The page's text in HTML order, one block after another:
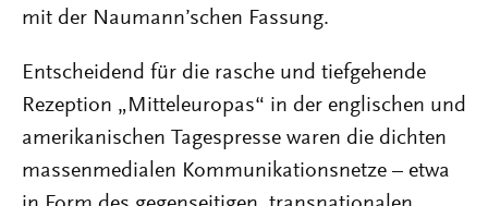
mit der Naumann’schen Fassung.
Entscheidend für die rasche und tiefgehende
Rezeption „Mitteleuropas“ in der englischen und
amerikanischen Tagespresse waren die dichten
massenmedialen Kommunikationsnetze – etwa